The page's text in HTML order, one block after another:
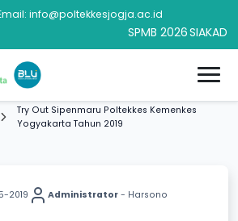
info@poltekkesjogja.ac.id
SPMB 2026SIAKAD
Try Out Sipenmaru Poltekkes Kemenkes
Yogyakarta Tahun 2019
2019 Administrator - Harsono